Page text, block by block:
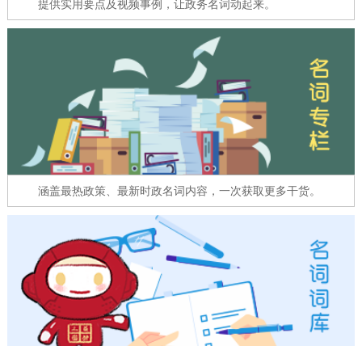
北京概况 十六区概览 人文北京
图说北京 视频北京
多语种
ENGLISH 한국어
DEUTSCH FRANÇAIS РУССКИЙ ЯЗЫК
ESPAÑOL العربية PORTUGUÊS
ITALIANO
提供实用要点及视频事例，让政务名词动起来。
涵盖最热政策、最新时政名词内容，一次获取更多干货。